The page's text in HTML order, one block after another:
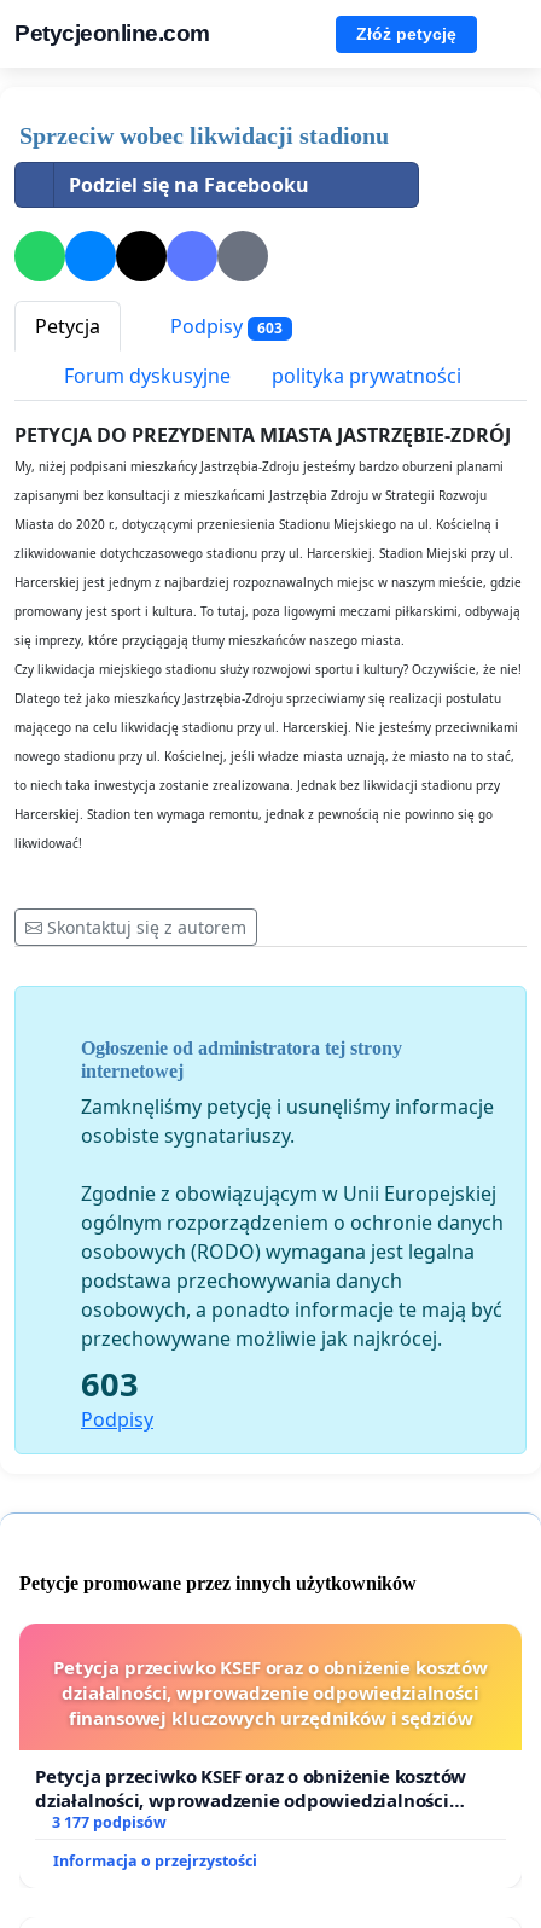
Petycjeonline.com Złóż petycję
Sprzeciw wobec likwidacji stadionu
Podziel się na Facebooku
Petycja Podpisy 603
Forum dyskusyjne polityka prywatności
PETYCJA DO PREZYDENTA MIASTA JASTRZĘBIE-ZDRÓJ
My, niżej podpisani mieszkańcy Jastrzębia-Zdroju jesteśmy bardzo oburzeni planami
zapisanymi bez konsultacji z mieszkańcami Jastrzębia Zdroju w Strategii Rozwoju
Miasta do 2020 r., dotyczącymi przeniesienia Stadionu Miejskiego na ul. Kościelną i
zlikwidowanie dotychczasowego stadionu przy ul. Harcerskiej. Stadion Miejski przy ul.
Harcerskiej jest jednym z najbardziej rozpoznawalnych miejsc w naszym mieście, gdzie
promowany jest sport i kultura. To tutaj, poza ligowymi meczami piłkarskimi, odbywają
się imprezy, które przyciągają tłumy mieszkańców naszego miasta.
Czy likwidacja miejskiego stadionu służy rozwojowi sportu i kultury? Oczywiście, że nie!
Dlatego też jako mieszkańcy Jastrzębia-Zdroju sprzeciwiamy się realizacji postulatu
mającego na celu likwidację stadionu przy ul. Harcerskiej. Nie jesteśmy przeciwnikami
nowego stadionu przy ul. Kościelnej, jeśli władze miasta uznają, że miasto na to stać,
to niech taka inwestycja zostanie zrealizowana. Jednak bez likwidacji stadionu przy
Harcerskiej. Stadion ten wymaga remontu, jednak z pewnością nie powinno się go
likwidować!
Skontaktuj się z autorem
Ogłoszenie od administratora tej strony
internetowej
Zamknęliśmy petycję i usunęliśmy informacje
osobiste sygnatariuszy.
Zgodnie z obowiązującym w Unii Europejskiej
ogólnym rozporządzeniem o ochronie danych
osobowych (RODO) wymagana jest legalna
podstawa przechowywania danych
osobowych, a ponadto informacje te mają być
przechowywane możliwie jak najkrócej.
603
Podpisy
Petycje promowane przez innych użytkowników
Petycja przeciwko KSEF oraz o obniżenie kosztów
działalności, wprowadzenie odpowiedzialności
finansowej kluczowych urzędników i sędziów
Petycja przeciwko KSEF oraz o obniżenie kosztów
działalności, wprowadzenie odpowiedzialności
finansowej kluczowych urzędników i sędziów
3 177 podpisów
Informacja o przejrzystości